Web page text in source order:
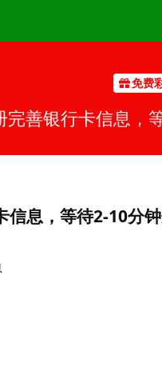
免费
完善银行卡信息，
信息，等待2-10分